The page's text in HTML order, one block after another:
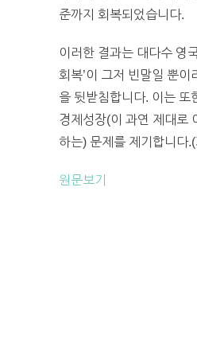
준까지 회복되었습니다.
이러한 결과는 대다수 영
회복’이 그저 빈말일 뿐이
을 뒷받침합니다. 이는 또
경제성장(이 과연 제대로
하는) 문제를 제기합니다
원문보기